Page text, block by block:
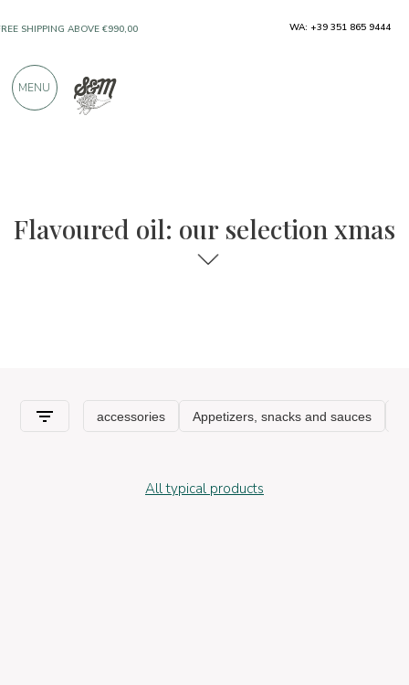
Flavoured oil: our selection xmas
All typical products
SHIPPING ABOVE €990,00
PRODUCTS FROM EXCELLENT
WA: +39 351 865 9444
MENU